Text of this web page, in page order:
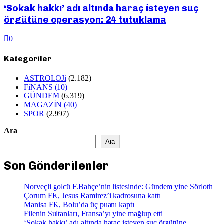
‘Sokak hakkı’ adı altında haraç isteyen suç
örgütüne operasyon: 24 tutuklama
0
Kategoriler
ASTROLOJi (2.182)
FiNANS (10)
GÜNDEM (6.319)
MAGAZİN (40)
SPOR (2.997)
Ara
Ara
Son Gönderilenler
Norveçli golcü F.Bahçe’nin listesinde: Gündem yine Sörloth
Çorum FK, Jesus Ramirez’i kadrosuna kattı
Manisa FK, Bolu’da üç puanı kaptı
Filenin Sultanları, Fransa’yı yine mağlup etti
‘Sokak hakkı’ adı altında haraç isteyen suç örgütüne